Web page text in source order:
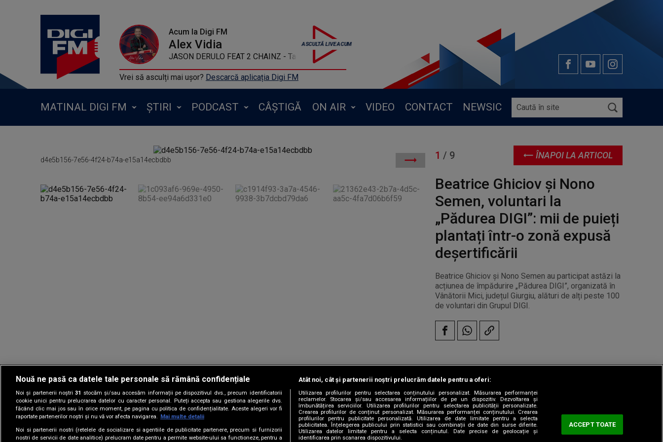
Acum la Digi FM
Alex Vidia
JASON DERULO FEAT 2 CHAINZ - Talk Dirty (Clean)
Vrei să asculți mai ușor? Descarcă aplicația Digi FM
MATINAL DIGI FM ȘTIRI PODCAST CÂȘTIGĂ ON AIR VIDEO CONTACT NEWSIC
d4e5b156-7e56-4f24-b74a-e15a14ecbdbb 1c093af6-969e-4950-8b54-ee94a6d331e0ÎNAPOI LA ARTICOL
1 / 9
Beatrice Ghiciov și Nono
Semen, voluntari la
„Pădurea DIGI”: mii de puieți
plantați într-o zonă expusă
deșertificării
Beatrice Ghiciov și Nono Semen au participat astăzi la
acțiunea de împădurire „Pădurea DIGI”, organizată în
Vânătorii Mici, județul Giurgiu, alături de alți peste 100
de voluntari din Grupul DIGI.
Copyright © 2026 / DIGI ROMANIA S.A.
Gestionați preferințele|Termeni și condiții |Politica de confidențialitate|Contact/Info| Codul etic|Sitemap
Urmărește-ne și pe
Nouă ne pasă ca datele tale personale să rămână confidențiale
Noi și partenerii noștri31 stocăm și/sau accesăm informații pe dispozitivul dvs., precum identificatorii
cookie unici pentru prelucrarea datelor cu caracter personal. Puteți accepta sau gestiona alegerile dvs.
făcând clic mai jos sau în orice moment, pe pagina cu politica de confidențialitate. Aceste alegeri vor fi
raportate partenerilor noștri și nu vă vor afecta navigarea. Mai multe detalii
Noi si partenerii nostri (retelele de socializare si agentiile de publicitate partenere, precum si furnizorii
nostri de servicii de date analitice) prelucram date pentru a permite website-ului sa functioneze, pentru a
Atât noi, cât și partenerii noștri prelucrăm datele pentru a oferi:
Utilizarea profilurilor pentru selectarea conținutului personalizat. Măsurarea performanței
reclamelor. Stocarea și/sau accesarea informațiilor de pe un dispozitiv. Dezvoltarea și
îmbunătățirea serviciilor. Utilizarea profilurilor pentru selectarea publicității personalizate.
Crearea profilurilor de conținut personalizat. Măsurarea performanței conținutului. Crearea
profilurilor pentru publicitate personalizată. Utilizarea de date limitate pentru a selecta
publicitatea. Înțelegerea publicului prin statistici sau combinații de date din surse diferite.
Utilizarea datelor limitate pentru a selecta conținutul. Date precise de geolocație și
identificarea prin scanarea dispozitivului.
ACCEPT TOATE